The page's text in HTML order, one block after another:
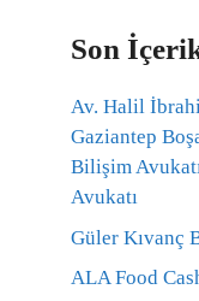
Son
Av. Halil
Gaziantep
Bilişim
Avukatı
Güler Kıvanç
ALA Food